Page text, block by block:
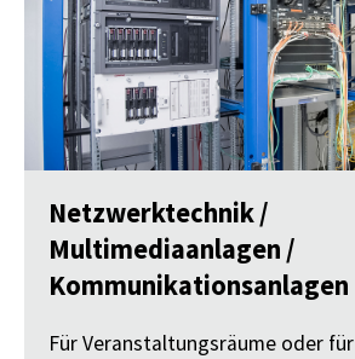
Netzwerktechnik /
Multimediaanlagen /
Kommunikationsanlagen
Für Veranstaltungsräume oder für